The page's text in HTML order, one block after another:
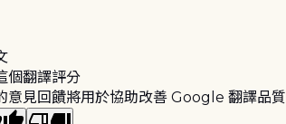
個翻譯評分
意見回饋將用於協助改善 Google 翻譯品質